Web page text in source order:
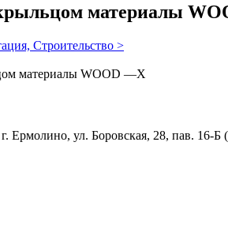
материалы
Строительство >
материалы WOOD —X
Ермолино, ул. Боровская, 28, пав. 16-